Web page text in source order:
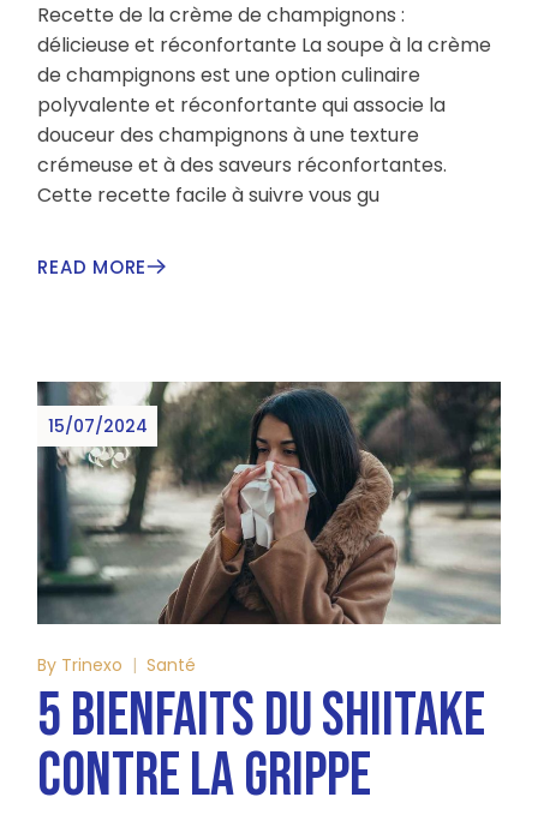
Recette de la crème de champignons :
délicieuse et réconfortante La soupe à la crème
de champignons est une option culinaire
polyvalente et réconfortante qui associe la
douceur des champignons à une texture
crémeuse et à des saveurs réconfortantes.
Cette recette facile à suivre vous gu
READ MORE
15/07/2024
By Trinexo Santé
5 BIENFAITS DU SHIITAKE
CONTRE LA GRIPPE